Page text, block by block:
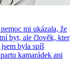
mi ukázala, že
byt, ale člověk,
byla spíš
kamarádek ani